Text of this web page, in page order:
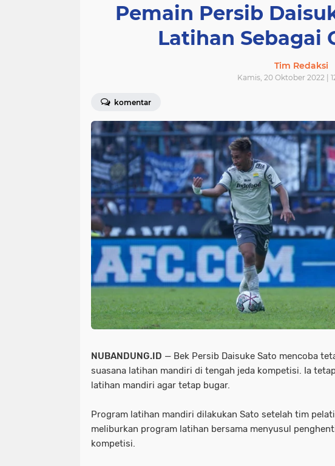
Pemain Persib
Latihan Sebagai
Tim Redaksi
Kamis, 20 Oktober 2022 |
komentar
NUBANDUNG.ID — Bek Persib Daisuke Sato mencoba
suasana latihan mandiri di tengah jeda kompetisi. Ia
latihan mandiri agar tetap bugar.
Program latihan mandiri dilakukan Sato setelah tim
meliburkan program latihan bersama menyusul
kompetisi.